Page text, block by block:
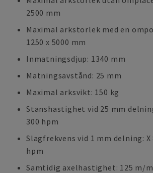
2500 mm
Maximal arkstorlek med en
1250 x 5000 mm
Inmatningsdjup: 1340 mm
Matningsavstånd: 25 mm
Maximal arksvikt: 150 kg
Stanshastighet vid 25 mm
300 hpm
Slagfrekvens vid 1 mm delning: X
hpm
Samtidig axelhastighet: 125 m/